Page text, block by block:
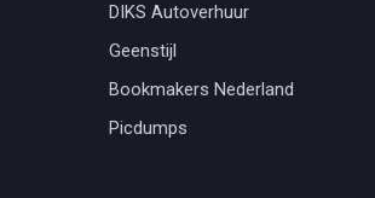
DIKS Autoverhuur
Geenstijl
Bookmakers Nederland
Picdumps